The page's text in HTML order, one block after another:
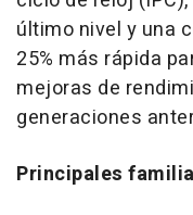
último nivel y una
25% más rápida
mejoras de
generaciones
Principales